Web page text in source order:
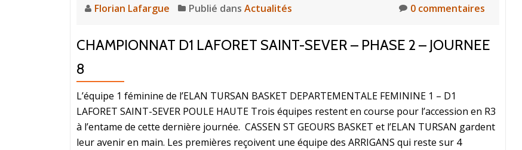
Florian Lafargue Publié dans Actualités 0 commentaires
CHAMPIONNAT D1 LAFORET SAINT-SEVER – PHASE 2 – JOURNEE
8
L’équipe 1 féminine de l’ELAN TURSAN BASKET DEPARTEMENTALE FEMININE 1 – D1
LAFORET SAINT-SEVER POULE HAUTE Trois équipes restent en course pour l’accession en R3
à l’entame de cette dernière journée. CASSEN ST GEOURS BASKET et l’ELAN TURSAN gardent
leur avenir en main. Les premières reçoivent une équipe des ARRIGANS qui reste sur 4